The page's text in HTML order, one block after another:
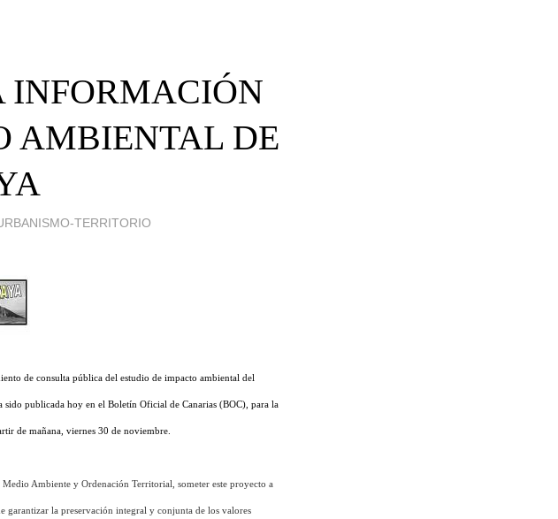
INFORMACIÓN
AMBIENTAL DE
TERRITORIO
de consulta pública del estudio de impacto ambiental del
publicada hoy en el Boletín Oficial de Canarias (BOC), para la
de mañana, viernes 30 de noviembre.
Ambiente y Ordenación Territorial, someter este proyecto a
la preservación integral y conjunta de los valores